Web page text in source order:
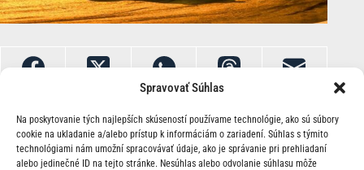
Spravovať Súhlas
Na poskytovanie tých najlepších skúseností používame technológie, ako sú súbory
cookie na ukladanie a/alebo prístup k informáciám o zariadení. Súhlas s týmito
technológiami nám umožní spracovávať údaje, ako je správanie pri prehliadaní
alebo jedinečné ID na tejto stránke. Nesúhlas alebo odvolanie súhlasu môže